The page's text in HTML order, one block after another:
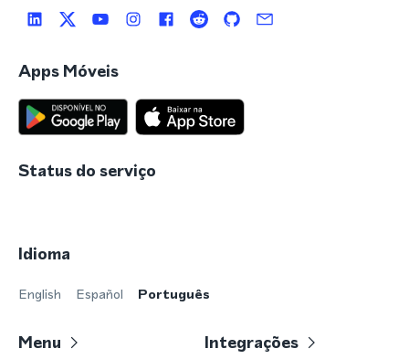
Apps Móveis
Status do serviço
Idioma
English Español Português
Menu Integrações